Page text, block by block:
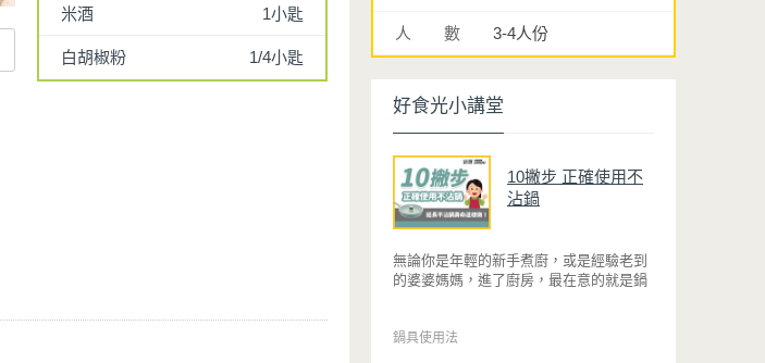
米酒 1小匙
白胡椒粉 1/4小匙
人 數 3-4人份
好食光小講堂
10撇步 正確使用不
沾鍋
無論你是年輕的新手煮廚，或是經驗老到
的婆婆媽媽，進了廚房，最在意的就是鍋
的問題後，就深受普羅大眾的喜愛，而鍋
鍋具使用法